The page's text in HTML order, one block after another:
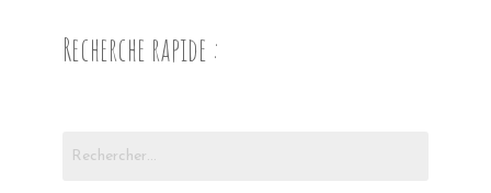
Recherche rapide :